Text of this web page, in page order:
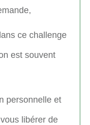
ce challenge
est souvent
personnelle et
libérer de